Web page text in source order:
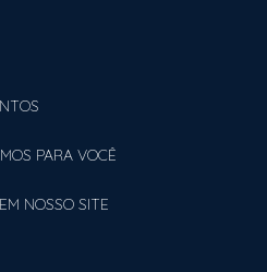
PARA VOCÊ
NOSSO SITE